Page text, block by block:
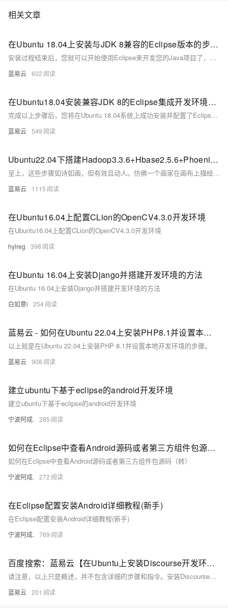
相关文章
在Ubuntu 18.04上安装与JDK 8兼容的Eclipse版本的步骤。
安装过程结束后，您就可以开始使用Eclipse来开发您的Java项目了，并且确保它与JDK 8兼容无误。这个过程涉及的是一个基本的安装流程，针对使用Java 8的用户，Eclipse的其他配置和插件安装根据个人开发环境和需求来定制。
蓝易云 602
在Ubuntu18.04安装兼容JDK 8的Eclipse集成开发环境的指南。
完成以上步骤后，您将在Ubuntu 18.04系统上成功安装并配置了Eclipse IDE，它将与JDK 8兼容，可以开始进行Java开发工作。如果遇到任何问题，请确保每一步骤都正确执行，并检查是否所有路径都与您的具体情况相匹配。
蓝易云 549
Ubuntu22.04下搭建Hadoop3.3.6+Hbase2.5.6+Phoenix5.1.3开发环境的指南
呈上，这些步骤如诗如画，但有效且动人。仿佛一个画家在画布上描绘出一幅完美的画面，这就是你的开发环境。接下来，尽情去创造吧，祝编程愉快!
蓝易云 1115
在Ubuntu16.04上配置CLion的OpenCV4.3.0开发环境
在Ubuntu16.04上配置CLion的OpenCV4.3.0开发环境
hylreg 398
在Ubuntu 16.04上安装Django并搭建开发环境的方法
在Ubuntu 16.04上安装Django并搭建开发环境的方法
白如意i 254
蓝易云 - 如何在Ubuntu 22.04上安装PHP8.1并设置本地开发环境
以上就是在Ubuntu 22.04上安装PHP 8.1并设置本地开发环境的步骤。
蓝易云 908
建立ubuntu下基于eclipse的android开发环境
建立ubuntu下基于eclipse的android开发环境
宁波阿成. 285
如何在Eclipse中查看Android源码或者第三方组件包源码（转）
如何在Eclipse中查看Android源码或者第三方组件包源码（转）
宁波阿成. 272
在Eclipse配置安装Android详细教程(新手)
在Eclipse配置安装Android详细教程(新手)
宁波阿成. 769
百度搜索：蓝易云【在Ubuntu上安装Discourse开发环境】
请注意，以上只是概述，并不包含详细的步骤和指令。安装Discourse开发环境是一个复杂的过程，需要对Ruby、Ruby on Rails和Docker等技术有深入的理解，并且需要熟悉系统管理和网络配置。建议在安装Discourse之前，先学习相关知识并查阅官方文档和教程，以确保正确搭建和配置Discourse开发环境。
蓝易云 201